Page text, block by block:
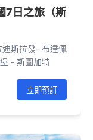
7日之旅（斯
斯拉發- 布達佩
- 斯圖加特
立即預訂